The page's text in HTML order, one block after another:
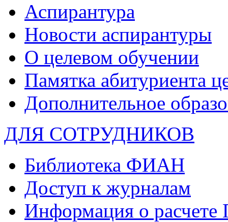
Аспирантура
Новости аспирантуры
О целевом обучении
Памятка абитуриента
Дополнительное
ДЛЯ СОТРУДНИКОВ
Библиотека ФИАН
Доступ к журналам
Информация о